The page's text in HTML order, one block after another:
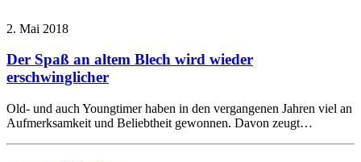
2. Mai 2018
Der Spaß an altem Blech wird wieder
erschwinglicher
Old- und auch Youngtimer haben in den vergangenen Jahren viel an
Aufmerksamkeit und Beliebtheit gewonnen. Davon zeugt…